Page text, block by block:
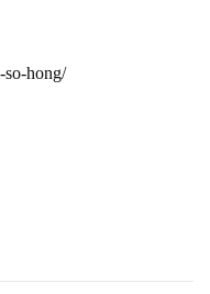
so-hong/